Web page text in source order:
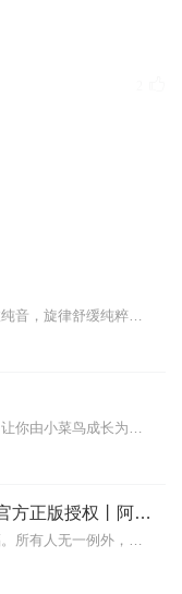
本专辑精选抒情、轻流行与治愈纯音，旋律舒缓纯粹，适合放松、工作与静心聆听。用温柔真挚的曲调抚平情绪，在忙碌日常里，给你片刻安宁与治愈。
视听天籁，大师给你讲解音乐，让你由小菜鸟成长为懂音乐的牛人。
被讨厌的勇气（全两册）官方正版授权丨阿德勒心理学畅销经典｜幸福的勇气
人可以改变，人还可以获得幸福。所有人无一例外，都能如此。——阿德勒心理学一名深陷自卑、无能与不幸福的青年，听到了一名哲人主张的“世界无比单纯，人人都能幸福”便来...